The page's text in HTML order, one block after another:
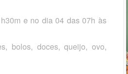
e no dia 04 das 07h às
bolos, doces, queijo, ovo,